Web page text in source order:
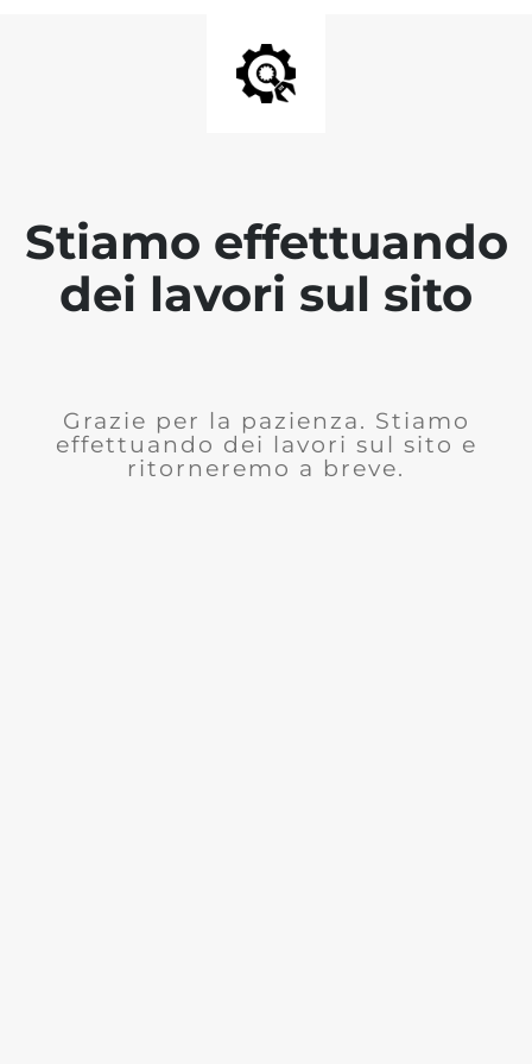
Stiamo effettuando
dei lavori sul sito
Grazie per la pazienza. Stiamo
effettuando dei lavori sul sito e
ritorneremo a breve.